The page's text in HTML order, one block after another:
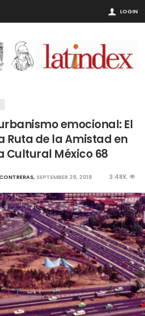
LOGIN
emocional: El
Ruta de la Amistad en
Cultural México 68
, SEPTEMBER 28, 2018 3.48K